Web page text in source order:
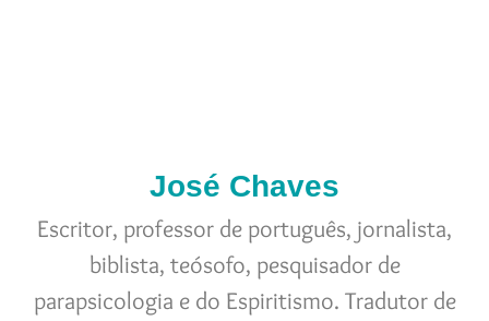
José Chaves
Escritor, professor de português, jornalista,
biblista, teósofo, pesquisador de
parapsicologia e do Espiritismo. Tradutor de